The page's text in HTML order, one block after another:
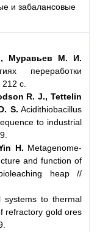
и забалансовые
Муравьев М. И.
переработки
с.
R. J., Tettelin
S. Acidithiobacillus
to industrial
H. Metagenome-
and function of
heap //
systems to thermal
refractory gold ores